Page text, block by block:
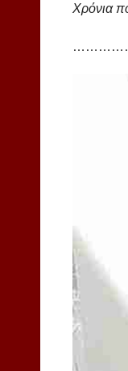
Χρόνια